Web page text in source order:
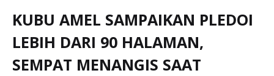
KUBU AMEL SAMPAIKAN PLEDOI
LEBIH DARI 90 HALAMAN,
SEMPAT MENANGIS SAAT